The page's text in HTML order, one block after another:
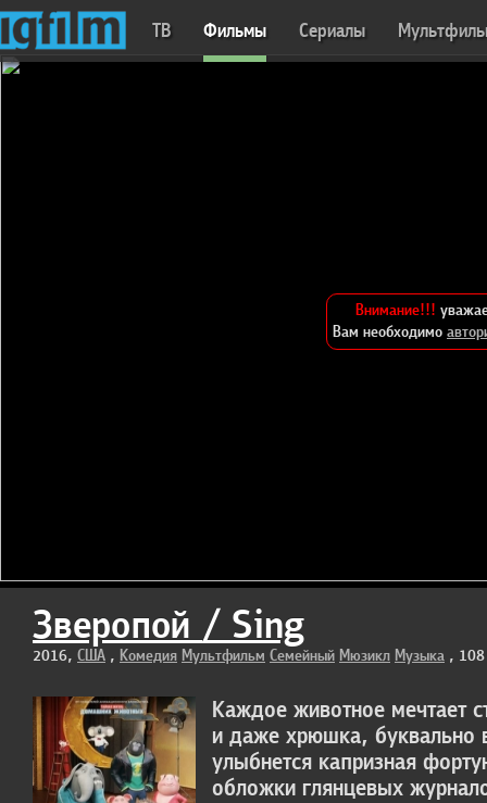
ТВ Фильмы Сериалы
Внимание!!!
Вам необходимо
Зверопой / Sing
2016, США , Комедия Мультфильм Семейный Мюзикл Музыка , 108
Каждое животное мечтает
и даже хрюшка, буквально
улыбнется капризная
обложки глянцевых